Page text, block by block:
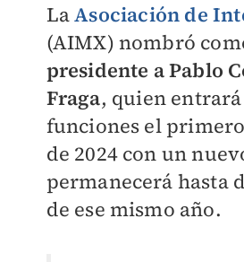
LaAsociación de
(AIMX) nombró
presidente a Pablo
Fraga, quien
funciones el
de 2024 con un
permanecerá hasta
de ese mismo año.